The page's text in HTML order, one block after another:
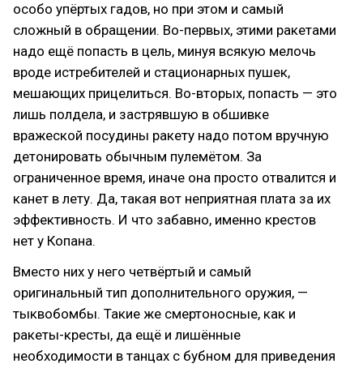
особо упёртых гадов, но при этом и самый
сложный в обращении. Во-первых, этими ракетами
надо ещё попасть в цель, минуя всякую мелочь
вроде истребителей и стационарных пушек,
мешающих прицелиться. Во-вторых, попасть — это
лишь полдела, и застрявшую в обшивке
вражеской посудины ракету надо потом вручную
детонировать обычным пулемётом. За
ограниченное время, иначе она просто отвалится и
канет в лету. Да, такая вот неприятная плата за их
эффективность. И что забавно, именно крестов
нет у Копана.
Вместо них у него четвёртый и самый
оригинальный тип дополнительного оружия, —
тыквобомбы. Такие же смертоносные, как и
ракеты-кресты, да ещё и лишённые
необходимости в танцах с бубном для приведения